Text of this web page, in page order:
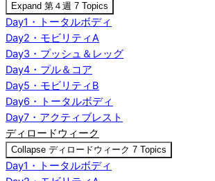
Expand 第４週 7 Topics
Day1・トータルボディ
Day2・モビリティA
Day3・プッシュ＆レッグ
Day4・プル＆コア
Day5・モビリティB
Day6・トータルボディ
Day7・アクティブレスト
ディロードウィーク
Collapse ディロードウィーク 7 Topics
Day1・トータルボディ